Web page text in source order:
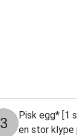
3
Pisk egg* [1
en stor klype